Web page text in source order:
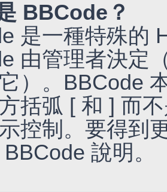
BBCode？
是一種特殊的
由管理者決定
）。BBCode
括弧 [ 和 ] 而
控制。要得到
說明。